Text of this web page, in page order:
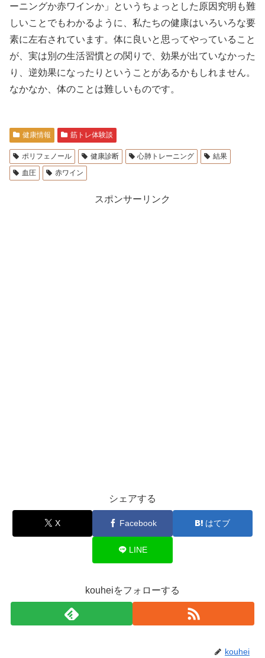
ーニングか赤ワインか」というちょっとした原因究明も難
しいことでもわかるように、私たちの健康はいろいろな要
素に左右されています。体に良いと思ってやっていること
が、実は別の生活習慣との関りで、効果が出ていなかった
り、逆効果になったりということがあるかもしれません。
なかなか、体のことは難しいものです。
健康情報 筋トレ体験談
ポリフェノール 健康診断 心肺トレーニング
結果
血圧
赤ワイン
スポンサーリンク
シェアする
X Facebook はてブ
LINE
kouheiをフォローする
kouhei